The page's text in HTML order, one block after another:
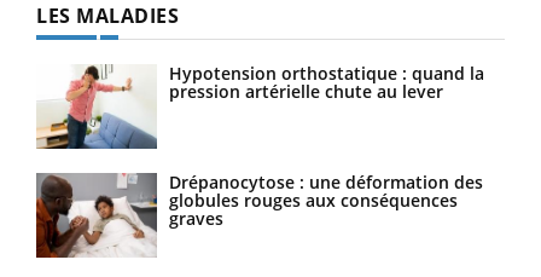
LES MALADIES
Hypotension orthostatique : quand la
pression artérielle chute au lever
Drépanocytose : une déformation des
globules rouges aux conséquences
graves